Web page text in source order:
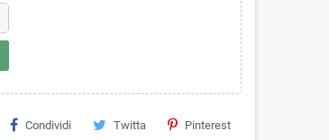
Condividi Twitta Pinterest